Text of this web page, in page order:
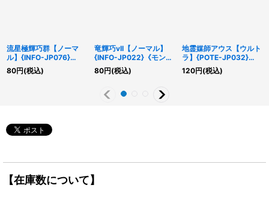
流星極輝巧群【ノーマ
ル】{INFO-JP076}
《罠》
80円(税込)
竜輝巧vII【ノーマル】
{INFO-JP022}《モンス
ター》
80円(税込)
地霊媒師アウス【ウルト
ラ】{POTE-JP032}
《モンスター》
120円(税込)
【在庫数について】